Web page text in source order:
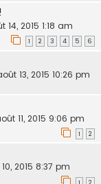
14, 2015 1:18 am
1 2 3 4 5 6
13, 2015 10:26 pm
11, 2015 9:06 pm
1 2
2015 8:37 pm